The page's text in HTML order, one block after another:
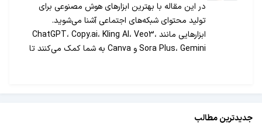
در این مقاله با بهترین ابزارهای هوش مصنوعی برای
تولید محتوای شبکه‌های اجتماعی آشنا می‌شوید.
ابزارهایی مانند ChatGPT، Copy.ai، Kling AI، Veo3،
Sora Plus، Gemini و Canva به شما کمک می‌کنند تا
جدیدترین مطالب